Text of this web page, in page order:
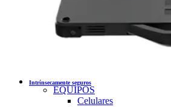
Intrínsecamente seguros
EQUIPOS
Celulares